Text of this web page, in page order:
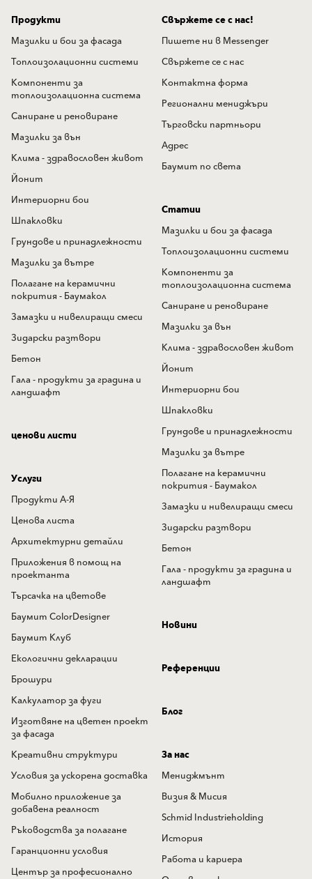
Продукти
Мазилки и бои за фасада
Топлоизолационни системи
Компоненти за
топлоизолационна система
Саниране и реновиране
Мазилки за вън
Клима - здравословен живот
Йонит
Интериорни бои
Шпакловки
Грундове и принадлежности
Мазилки за вътре
Полагане на керамични
покрития - Баумакол
Замазки и нивелиращи смеси
Зидарски разтвори
Бетон
Гала - продукти за градина и
ландшафт
Свържете се с нас!
Пишете ни в Messenger
Свържете се с нас
Контактна форма
Регионални мениджъри
Търговски партньори
Адрес
Баумит по света
Статии
Мазилки и бои за фасада
Топлоизолационни системи
Компоненти за
топлоизолационна система
Саниране и реновиране
Мазилки за вън
Клима - здравословен живот
Йонит
Интериорни бои
Шпакловки
Грундове и принадлежности
Мазилки за вътре
Полагане на керамични
покрития - Баумакол
Замазки и нивелиращи смеси
Зидарски разтвори
Бетон
Гала - продукти за градина и
ландшафт
ценови листи
Услуги
Продукти А-Я
Ценова листа
Архитектурни детайли
Приложения в помощ на
проектанта
Търсачка на цветове
Баумит ColorDesigner
Баумит Клуб
Екологични декларации
Брошури
Калкулатор за фуги
Изготвяне на цветен проект
за фасада
Креативни структури
Условия за ускорена доставка
Мобилно приложение за
добавена реалност
Ръководства за полагане
Гаранционни условия
Център за професионално
Новини
Референции
Блог
За нас
Мениджмънт
Визия & Мисия
Schmid Industrieholding
История
Работа и кариера